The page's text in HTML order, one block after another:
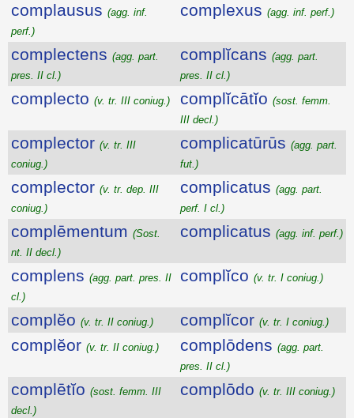
complausus (agg. inf.
perf.)
complexus (agg. inf. perf.)
complectens (agg. part.
pres. II cl.)
complĭcans (agg. part.
pres. II cl.)
complecto (v. tr. III coniug.) complĭcātĭo (sost. femm.
III decl.)
complector (v. tr. III
coniug.)
complicatūrūs (agg. part.
fut.)
complector (v. tr. dep. III
coniug.)
complicatus (agg. part.
perf. I cl.)
complēmentum (Sost.
nt. II decl.)
complicatus (agg. inf. perf.)
complens (agg. part. pres. II
cl.)
complĭco (v. tr. I coniug.)
complĕo (v. tr. II coniug.) complĭcor (v. tr. I coniug.)
complĕor (v. tr. II coniug.) complōdens (agg. part.
pres. II cl.)
complētĭo (sost. femm. III
decl.)
complōdo (v. tr. III coniug.)